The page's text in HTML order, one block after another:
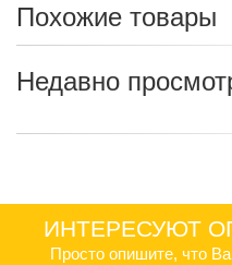
Похожие товары
Недавно
ИНТЕРЕСУЮТ
Просто опишите, что